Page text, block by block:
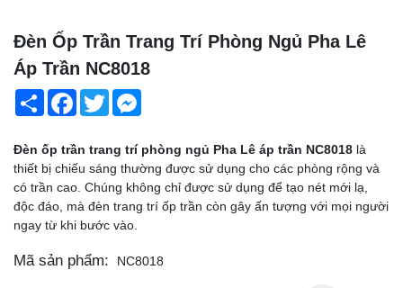
Đèn Ốp Trần Trang Trí Phòng Ngủ Pha Lê
Áp Trần NC8018
Share Facebook
Twitter
Đèn ốp trần trang trí phòng ngủ Pha Lê áp trần NC8018 là
thiết bị chiếu sáng thường được sử dụng cho các phòng rộng và
có trần cao. Chúng không chỉ được sử dụng để tạo nét mới lạ,
độc đáo, mà đèn trang trí ốp trần còn gây ấn tượng với mọi người
ngay từ khi bước vào.
Mã sản phẩm: NC8018